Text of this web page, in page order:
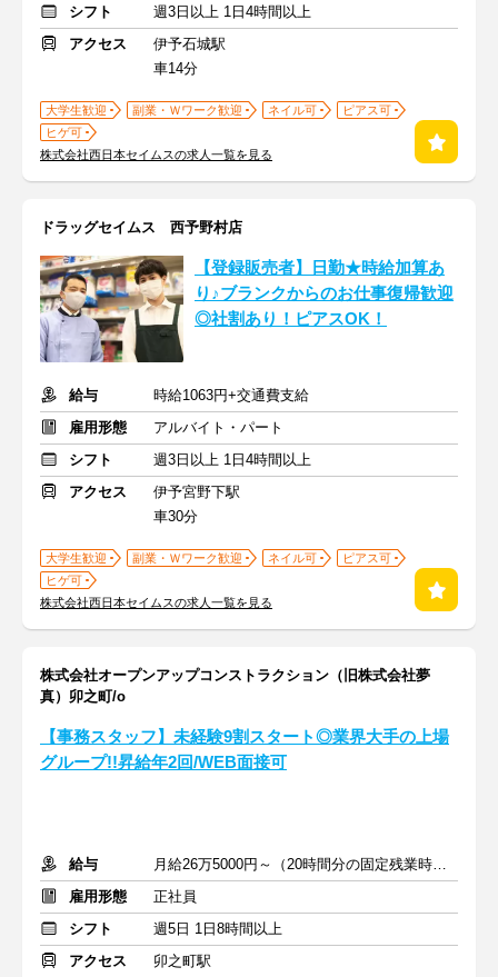
シフト
週3日以上 1日4時間以上
アクセス
伊予石城駅
車14分
大学生歓迎 副業・Ｗワーク歓迎 ネイル可
ピアス可
ヒゲ可
株式会社西日本セイムスの求人一覧を見る
ドラッグセイムス 西予野村店
【登録販売者】日勤★時給加算あ
り♪ブランクからのお仕事復帰歓迎
◎社割あり！ピアスOK！
給与
時給1063円+交通費支給
雇用形態
アルバイト・パート
シフト
週3日以上 1日4時間以上
アクセス
伊予宮野下駅
車30分
大学生歓迎 副業・Ｗワーク歓迎 ネイル可
ピアス可
ヒゲ可
株式会社西日本セイムスの求人一覧を見る
株式会社オープンアップコンストラクション（旧株式会社夢
真）卯之町/o
【事務スタッフ】未経験9割スタート◎業界大手の上場
グループ!!昇給年2回/WEB面接可
給与
月給26万5000円～（20時間分の固定残業時間代を含む）
雇用形態
正社員
シフト
週5日 1日8時間以上
アクセス
卯之町駅